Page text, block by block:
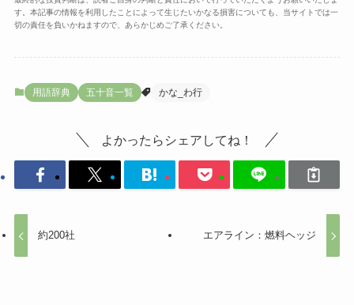
す。本記事の情報を利用したことによって生じたいかなる損害についても、当サイトでは一
切の責任を負いかねますので、あらかじめご了承ください。
用語辞典 五十音一覧 かな_わ行
よかったらシェアしてね！
約200社 エアライン：燃料ヘッジ